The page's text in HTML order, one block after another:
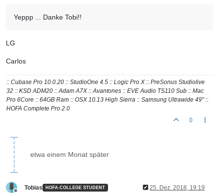
Yeppp ... Danke Tobi!!
LG
Carlos
:: Cubase Pro 10.0.20 :: StudioOne 4.5 :: Logic Pro X :: PreSonus Studiolive
32 :: KSD ADM20 :: Adam A7X :: Avantones :: EVE Audio TS110 Sub :: Mac
Pro 6Core :: 64GB Ram :: OSX 10.13 High Sierra :: Samsung Ultrawide 49" ::
HOFA Complete Pro 2.0
0
etwa einem Monat später
Tobias HOFA-COLLEGE STUDENT 25. Dez. 2018, 19:19